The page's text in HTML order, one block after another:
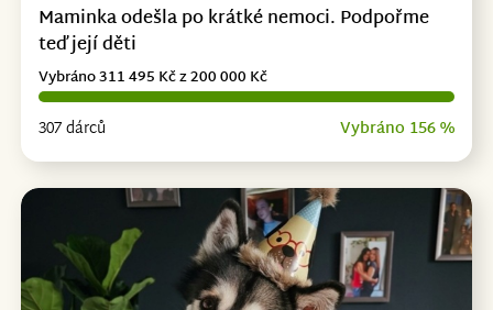
Maminka odešla po krátké nemoci. Podpořme
teď její děti
307 dárců Vybráno 156 %
Vybráno 311 495 Kč z 200 000 Kč